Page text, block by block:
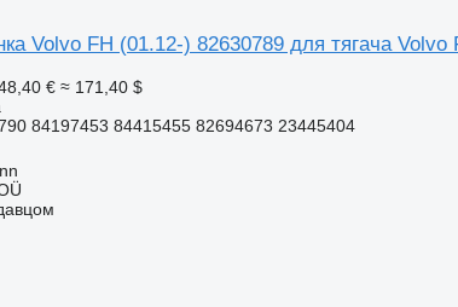
Volvo FH (01.12-) 82630789 для тягача
€ ≈ 171,40 $
84197453 84415455 82694673 23445404